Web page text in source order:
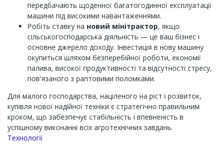
передбачають щоденної багатогодинної експлуатації
машини під високими навантаженнями.
Робіть ставку на новий мінітрактор, якщо
сільськогосподарська діяльність — це ваш бізнес і
основне джерело доходу. Інвестиція в нову машину
окупиться шляхом безперебійної роботи, економії
палива, високої продуктивності та відсутності стресу,
пов'язаного з раптовими поломками.
Для малого господарства, націленого на ріст і розвиток,
купівля нової надійної техніки є стратегічно правильним
кроком, що забезпечує стабільність і впевненість в
успішному виконанні всіх агротехнічних завдань.
Channel
Технології